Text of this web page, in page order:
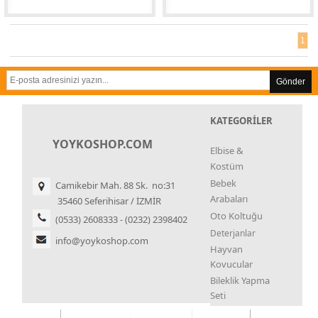
1
Gönder
YOYKOSHOP.COM
Camikebir Mah. 88 Sk. no:31
35460 Seferihisar / İZMİR
(0533) 2608333 - (0232) 2398402
info@yoykoshop.com
KATEGORİLER
Elbise &
Kostüm
Bebek
Arabaları
Oto Koltuğu
Deterjanlar
Hayvan
Kovucular
Bileklik Yapma
Seti
Kupa Çekme